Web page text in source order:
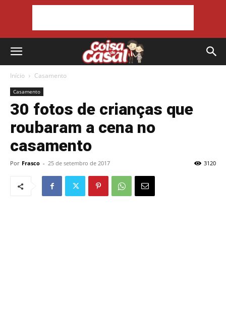
Início Casamento
Casamento
30 fotos de crianças que
roubaram a cena no
casamento
Por Frasco - 25 de setembro de 2017 3120